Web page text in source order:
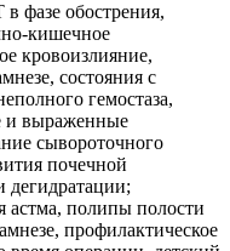
фазе обострения,
кишечное
кровоизлияние,
состояния с
гемостаза,
и выраженные
сывороточного
почечной
дегидратации;
астма, полипы полости
профилактическое